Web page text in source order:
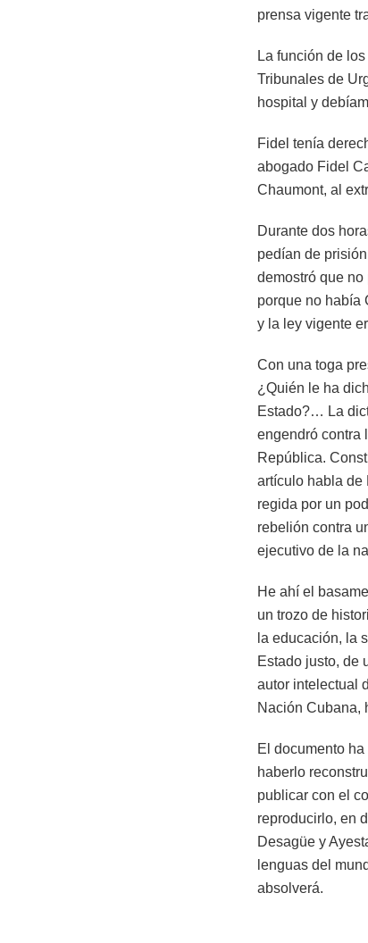
prensa vigente
La función de
Tribunales de
hospital y
Fidel tenía
abogado Fidel
Chaumont, al
Durante dos
pedían de
demostró que
porque no había
y la ley vigente
Con una toga
¿Quién le ha
Estado?… La
engendró contra
República.
artículo habla de
regida por un
rebelión contra
ejecutivo de la
He ahí el
un trozo de
la educación, la
Estado justo, de
autor intelectual
Nación Cubana,
El documento
haberlo
publicar con el
reproducirlo, en
Desagüe y
lenguas del
absolverá.